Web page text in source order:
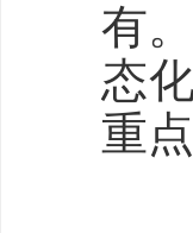
有
态
重点
全